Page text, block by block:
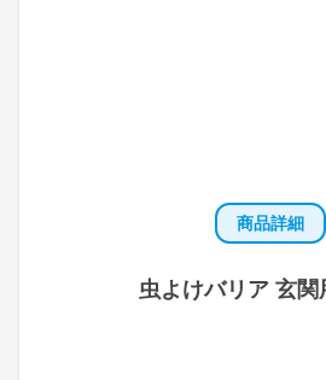
商品詳細
虫よけバリア 玄関